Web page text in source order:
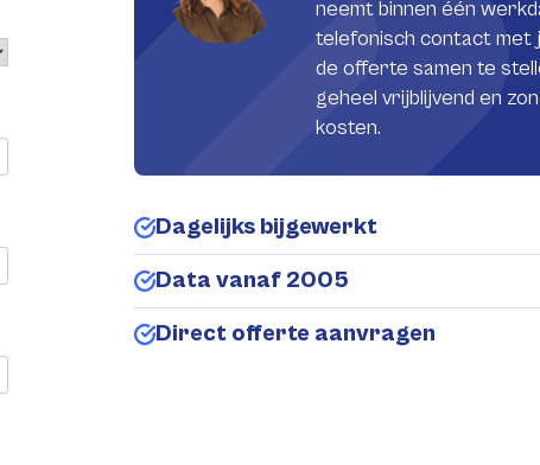
neemt binnen één
telefonisch contact met
de offerte samen te
geheel vrijblijvend en
kosten.
Dagelijks bijgewerkt
Data vanaf 2005
Direct offerte aanvragen